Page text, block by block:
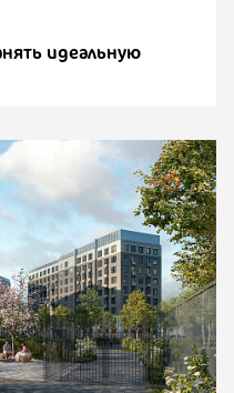
идеальную